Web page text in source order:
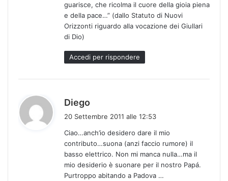
guarisce, che ricolma il cuore della gioia piena
e della pace…” (dallo Statuto di Nuovi
Orizzonti riguardo alla vocazione dei Giullari
di Dio)
Accedi per rispondere
Diego
e
t
t
20 Settembre 2011 alle 12:53
Ciao…anch’io desidero dare il mio
contributo…suona (anzi faccio rumore) il
basso elettrico. Non mi manca nulla…ma il
mio desiderio è suonare per il nostro Papá.
Purtroppo abitando a Padova …